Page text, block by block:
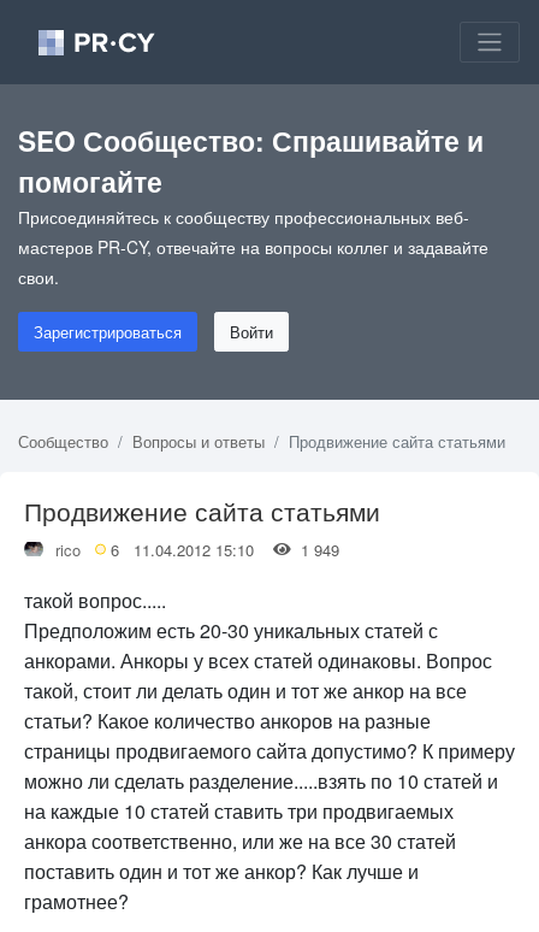
SEO Сообщество: Спрашивайте и
помогайте
Присоединяйтесь к сообществу профессиональных веб-
мастеров PR-CY, отвечайте на вопросы коллег и задавайте
свои.
Зарегистрироваться Войти
Сообщество Вопросы и ответы Продвижение сайта статьями
Продвижение сайта статьями
rico 6 11.04.2012 15:10 1 949
такой вопрос.....
Предположим есть 20-30 уникальных статей с
анкорами. Анкоры у всех статей одинаковы. Вопрос
такой, стоит ли делать один и тот же анкор на все
статьи? Какое количество анкоров на разные
страницы продвигаемого сайта допустимо? К примеру
можно ли сделать разделение.....взять по 10 статей и
на каждые 10 статей ставить три продвигаемых
анкора соответственно, или же на все 30 статей
поставить один и тот же анкор? Как лучше и
грамотнее?